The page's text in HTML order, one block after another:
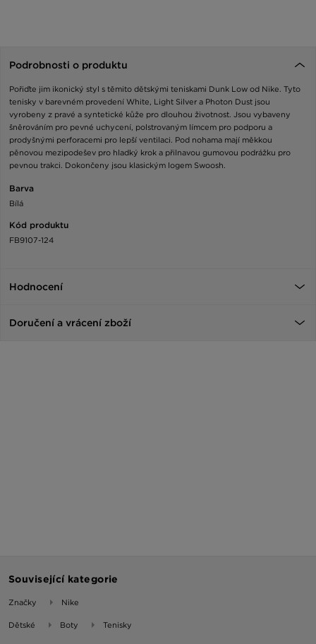
Podrobnosti o produktu
Pořiďte jim ikonický styl s těmito dětskými teniskami Dunk Low od Nike. Tyto
tenisky v barevném provedení White, Light Silver a Photon Dust jsou
vyrobeny z pravé a syntetické kůže pro dlouhou životnost. Jsou vybaveny
šněrováním pro pevné uchycení, polstrovaným límcem pro podporu a
prodyšnými perforacemi pro lepší ventilaci. Pod nohama mají měkkou
pěnovou mezipodešev pro hladký krok a přilnavou gumovou podrážku pro
pevnou trakci. Dokončeny jsou klasickým logem Swoosh.
Barva
Bílá
Kód produktu
FB9107-124
Hodnocení
Doručení a vrácení zboží
Související kategorie
Značky Nike
Dětské Boty Tenisky